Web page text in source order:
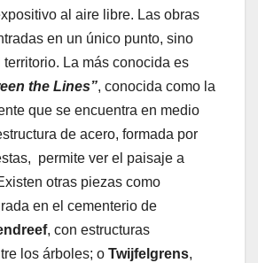
al aire libre. Las obras
en un único punto, sino
La más conocida es
the Lines”, conocida como la
que se encuentra en medio
de acero, formada por
permite ver el paisaje a
otras piezas como
en el cementerio de
, con estructuras
los árboles; o Twijfelgrens,